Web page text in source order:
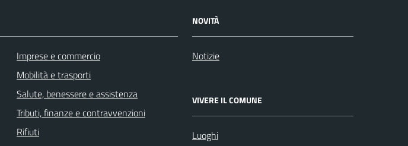
Imprese e commercio
Mobilità e trasporti
Salute, benessere e assistenza
Tributi, finanze e contravvenzioni
Rifiuti
NOVITÀ
Notizie
VIVERE IL COMUNE
Luoghi